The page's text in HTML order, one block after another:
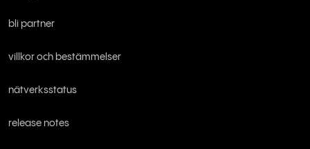
bli partner
villkor och bestämmelser
nätverksstatus
release notes